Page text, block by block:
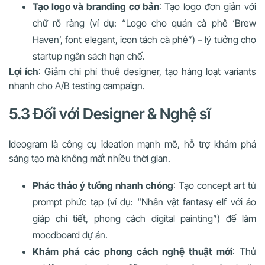
Tạo logo và branding cơ bản: Tạo logo đơn giản với
chữ rõ ràng (ví dụ: “Logo cho quán cà phê ‘Brew
Haven’, font elegant, icon tách cà phê”) – lý tưởng cho
startup ngân sách hạn chế.
Lợi ích: Giảm chi phí thuê designer, tạo hàng loạt variants
nhanh cho A/B testing campaign.
5.3 Đối với Designer & Nghệ sĩ
Ideogram là công cụ ideation mạnh mẽ, hỗ trợ khám phá
sáng tạo mà không mất nhiều thời gian.
Phác thảo ý tưởng nhanh chóng: Tạo concept art từ
prompt phức tạp (ví dụ: “Nhân vật fantasy elf với áo
giáp chi tiết, phong cách digital painting”) để làm
moodboard dự án.
Khám phá các phong cách nghệ thuật mới: Thử